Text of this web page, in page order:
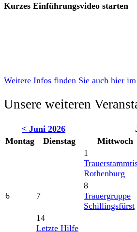
Kurzes Einführungsvideo starten
Weitere Infos finden Sie auch hier
Unsere weiteren
< Juni 2026
Montag
Dienstag Mittwoch
1
Rothenburg
6 7
8
Trauergruppe
Schillingsfürst
14
Letzte Hilfe